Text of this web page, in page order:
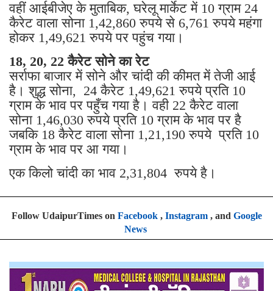
वहीं आईबीजेए के मुताबिक, घरेलू मार्केट में 10 ग्राम 24
कैरेट वाला सोना 1,42,860 रुपये से 6,761 रुपये महंगा
होकर 1,49,621 रुपये पर पहुंच गया।
18, 20, 22 कैरेट सोने का रेट
सर्राफा बाजार में सोने और चांदी की कीमत में तेजी आई
है। शुद्ध सोना, 24 कैरेट 1,49,621 रुपये प्रति 10
ग्राम के भाव पर पहुँच गया है। वही 22 कैरेट वाला
सोना 1,46,030 रुपये प्रति 10 ग्राम के भाव पर है
जबकि 18 कैरेट वाला सोना 1,21,190 रुपये प्रति 10
ग्राम के भाव पर आ गया।
एक किलो चांदी का भाव 2,31,804 रुपये है।
Follow UdaipurTimes on Facebook, Instagram, and Google
News